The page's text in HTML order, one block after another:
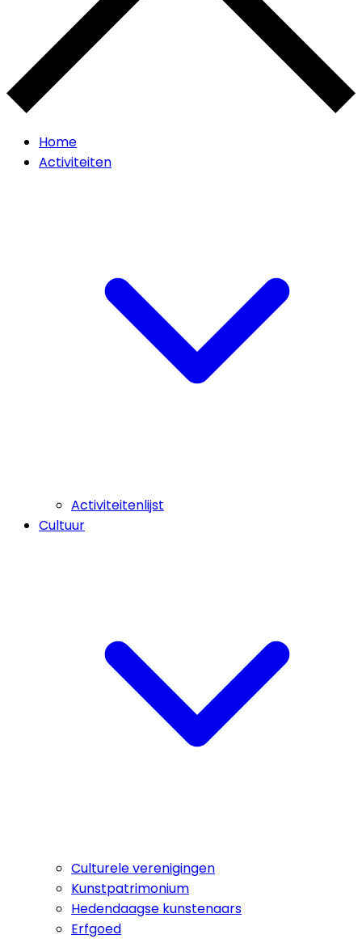
Home
Activiteiten
Activiteitenlijst
Cultuur
Culturele verenigingen
Kunstpatrimonium
Hedendaagse kunstenaars
Erfgoed